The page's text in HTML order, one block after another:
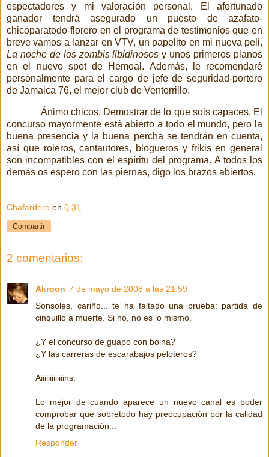
espectadores y mi valoración personal. El afortunado
ganador tendrá asegurado un puesto de azafato-
chicoparatodo-florero en el programa de testimonios que en
breve vamos a lanzar en VTV, un papelito en mi nueva peli,
La noche de los zombis libidinosos y unos primeros planos
en el nuevo spot de Hemoal. Además, le recomendaré
personalmente para el cargo de jefe de seguridad-portero
de Jamaica 76, el mejor club de Ventorrillo.
Ánimo chicos. Demostrar de lo que sois capaces. El
concurso mayormente está abierto a todo el mundo, pero la
buena presencia y la buena percha se tendrán en cuenta,
así que roleros, cantautores, blogueros y frikis en general
son incompatibles con el espíritu del programa. A todos los
demás os espero con las piernas, digo los brazos abiertos.
Chafardero en 0:31
Compartir
2 comentarios:
Akroon 7 de mayo de 2008 a las 21:59
Sonsoles, cariño... te ha faltado una prueba: partida de
cinquillo a muerte. Si no, no es lo mismo.
¿Y el concurso de guapo con boina?
¿Y las carreras de escarabajos peloteros?
Aiiiiiiiiiiiiins.
Lo mejor de cuando aparece un nuevo canal es poder
comprobar que sobretodo hay preocupación por la calidad
de la programación...
Responder